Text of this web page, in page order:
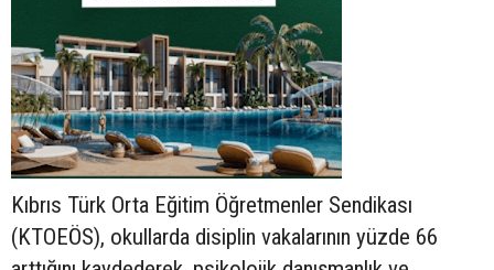
Kıbrıs Türk Orta Eğitim Öğretmenler Sendikası
(KTOEÖS), okullarda disiplin vakalarının yüzde 66